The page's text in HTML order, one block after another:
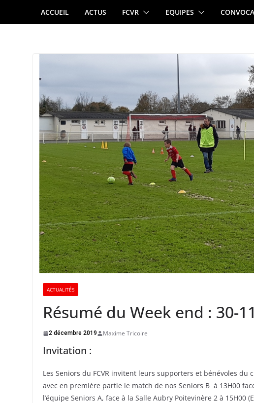
ACCUEIL ACTUS FCVR EQUIPES
ACTUALITÉS
Résumé du Week end : 30-
2 décembre 2019 Maxime Tricoire
Invitation :
Les Seniors du FCVR invitent leurs supporters et bénévoles
avec en première partie le match de nos Seniors B à 13H00
l’équipe Seniors A, face à la Salle Aubry Poitevinère 2 à 15H00